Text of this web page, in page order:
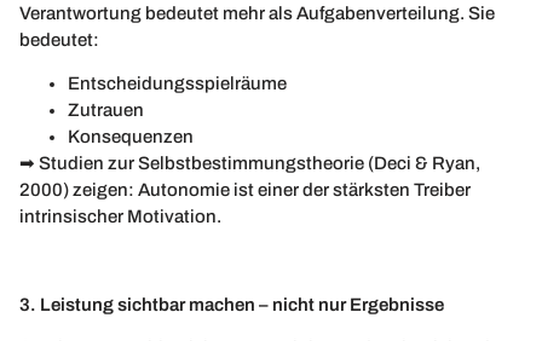
Verantwortung bedeutet mehr als Aufgabenverteilung. Sie
bedeutet:
Entscheidungsspielräume
Zutrauen
Konsequenzen
➡ Studien zur Selbstbestimmungstheorie (Deci & Ryan,
2000) zeigen: Autonomie ist einer der stärksten Treiber
intrinsischer Motivation.
3. Leistung sichtbar machen – nicht nur Ergebnisse